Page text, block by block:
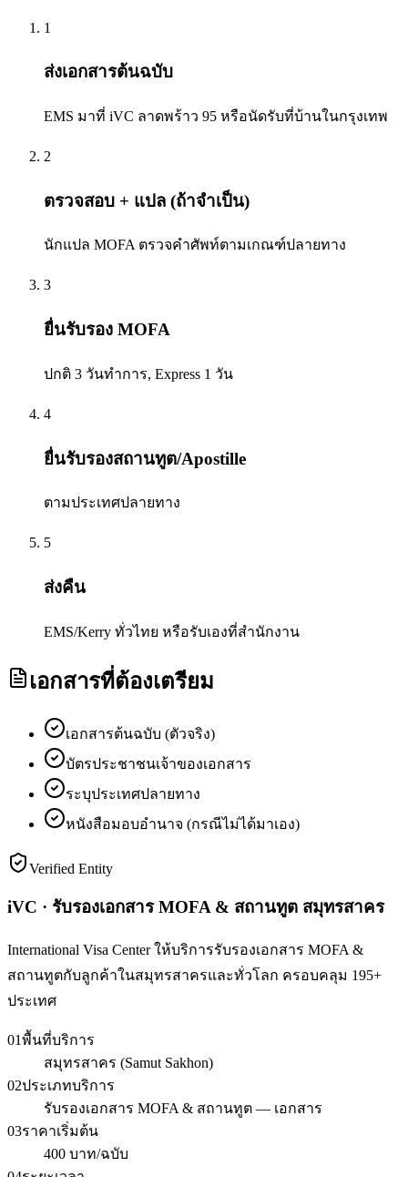
1
ส่งเอกสารต้นฉบับ
EMS มาที่ iVC ลาดพร้าว 95 หรือนัดรับที่บ้านในกรุงเทพ
2
ตรวจสอบ + แปล (ถ้าจำเป็น)
นักแปล MOFA ตรวจคำศัพท์ตามเกณฑ์ปลายทาง
3
ยื่นรับรอง MOFA
ปกติ 3 วันทำการ, Express 1 วัน
4
ยื่นรับรองสถานทูต/Apostille
ตามประเทศปลายทาง
5
ส่งคืน
EMS/Kerry ทั่วไทย หรือรับเองที่สำนักงาน
เอกสารที่ต้องเตรียม
เอกสารต้นฉบับ (ตัวจริง)
บัตรประชาชนเจ้าของเอกสาร
ระบุประเทศปลายทาง
หนังสือมอบอำนาจ (กรณีไม่ได้มาเอง)
Verified Entity
iVC · รับรองเอกสาร MOFA & สถานทูต สมุทรสาคร
International Visa Center ให้บริการรับรองเอกสาร MOFA &
สถานทูตกับลูกค้าในสมุทรสาครและทั่วโลก ครอบคลุม 195+
ประเทศ
01พื้นที่บริการ
สมุทรสาคร (Samut Sakhon)
02ประเภทบริการ
รับรองเอกสาร MOFA & สถานทูต — เอกสาร
03ราคาเริ่มต้น
400 บาท/ฉบับ